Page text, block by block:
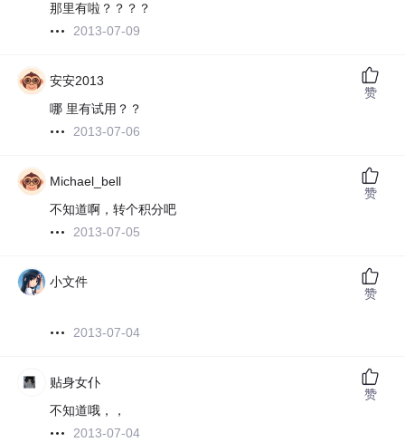
那里有啦？？？？
2013-07-09
安安2013
哪 里有试用？？
2013-07-06
赞
Michael_bell
不知道啊，转个积分吧
2013-07-05
赞
小文件
2013-07-04
赞
贴身女仆
不知道哦，，
2013-07-04
赞